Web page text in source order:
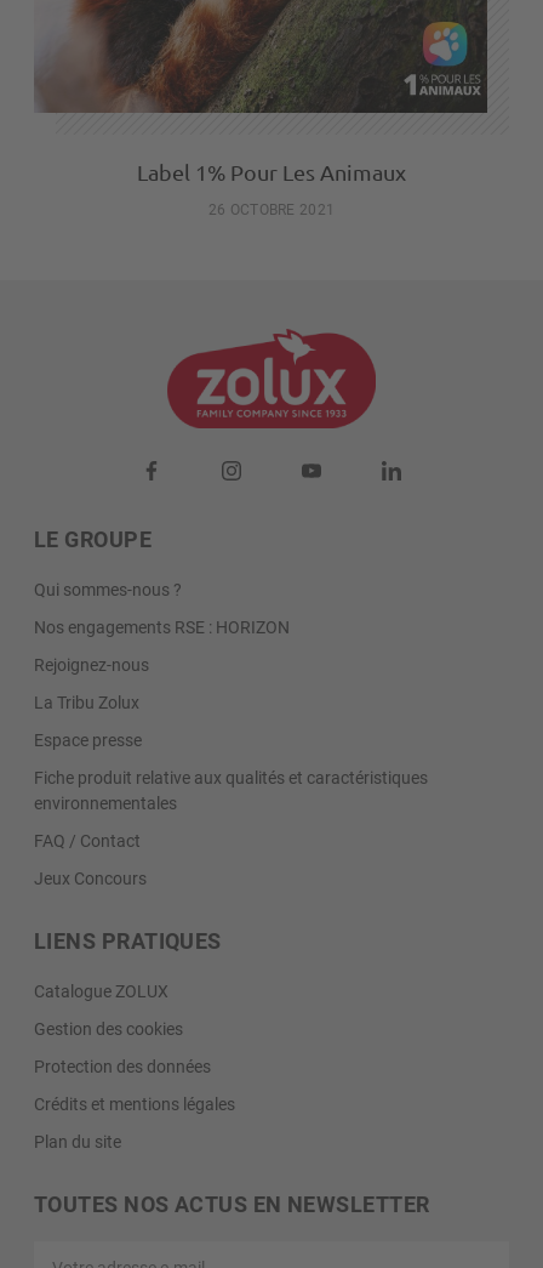
Label 1% Pour Les Animaux
26 OCTOBRE 2021
LE GROUPE
Qui sommes-nous ?
Nos engagements RSE : HORIZON
Rejoignez-nous
La Tribu Zolux
Espace presse
Fiche produit relative aux qualités et caractéristiques
environnementales
FAQ / Contact
Jeux Concours
LIENS PRATIQUES
Catalogue ZOLUX
Gestion des cookies
Protection des données
Crédits et mentions légales
Plan du site
TOUTES NOS ACTUS EN NEWSLETTER